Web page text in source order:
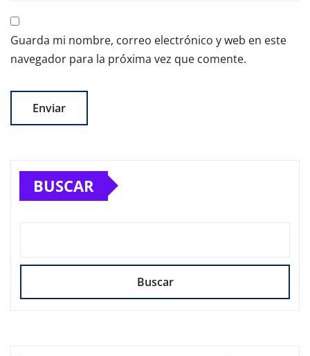
Guarda mi nombre, correo electrónico y web en este
navegador para la próxima vez que comente.
BUSCAR
Buscar